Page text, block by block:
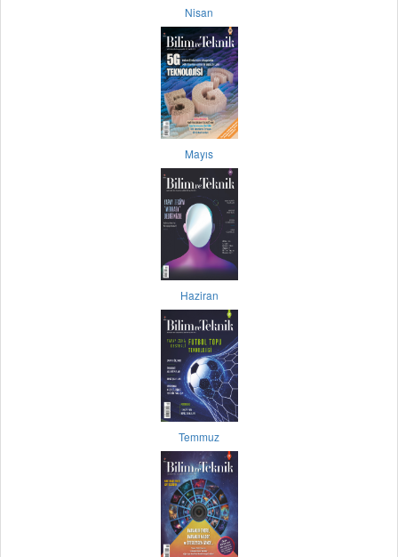
Nisan
Mayıs
Haziran
Temmuz